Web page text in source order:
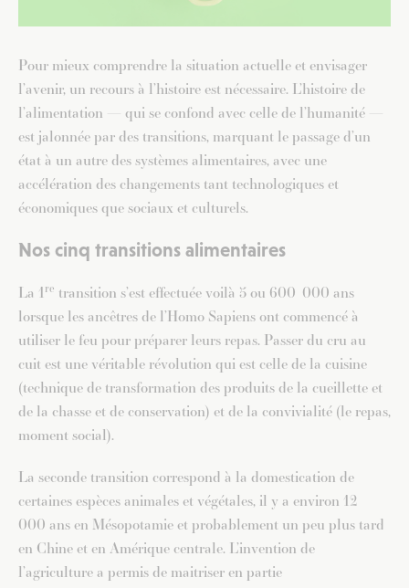
Pour mieux comprendre la situation actuelle et envisager
l’avenir, un recours à l’histoire est nécessaire. L’histoire de
l’alimentation — qui se confond avec celle de l’humanité —
est jalonnée par des transitions, marquant le passage d’un
état à un autre des systèmes alimentaires, avec une
accélération des changements tant technologiques et
économiques que sociaux et culturels.
Nos cinq transitions alimentaires
La 1re transition s’est effectuée voilà 5 ou 600 000 ans
lorsque les ancêtres de l’Homo Sapiens ont commencé à
utiliser le feu pour préparer leurs repas. Passer du cru au
cuit est une véritable révolution qui est celle de la cuisine
(technique de transformation des produits de la cueillette et
de la chasse et de conservation) et de la convivialité (le repas,
moment social).
La seconde transition correspond à la domestication de
certaines espèces animales et végétales, il y a environ 12
000 ans en Mésopotamie et probablement un peu plus tard
en Chine et en Amérique centrale. L’invention de
l’agriculture a permis de maitriser en partie